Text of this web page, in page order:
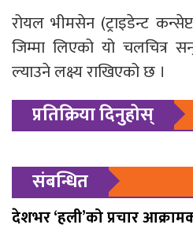
रोयल भीमसेन (ट्राइडेन्ट
जिम्मा लिएको यो चलचित्र
ल्याउने लक्ष्य राखिएको छ ।
प्रतिक्रिया दिनुहोस्
संबन्धित
देशभर ‘हली’को प्रचार